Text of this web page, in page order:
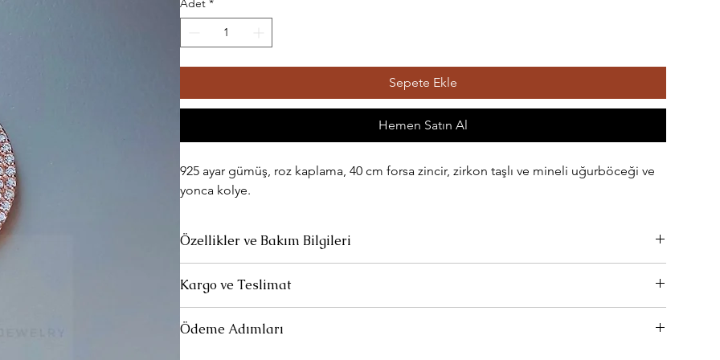
Adet *
Sepete Ekle
Hemen Satın Al
925 ayar gümüş, roz kaplama, 40 cm forsa zincir, zirkon taşlı ve mineli uğurböceği ve
yonca kolye.
Özellikler ve Bakım Bilgileri
Parfüm ve deterjan gibi kimyasallarla temas etmediği sürece rengini kaybetmez.
Uzun süre kullanılmadığında özel temizleme bezi ile hafifçe silinerek bakım yapılabilir.
Kargo ve Teslimat
siparişlerinizin yola çıktığına dair bir e-posta tarafınıza gönderilir. E-postadaki "Teslimatı Takip
Ödeme Adımları